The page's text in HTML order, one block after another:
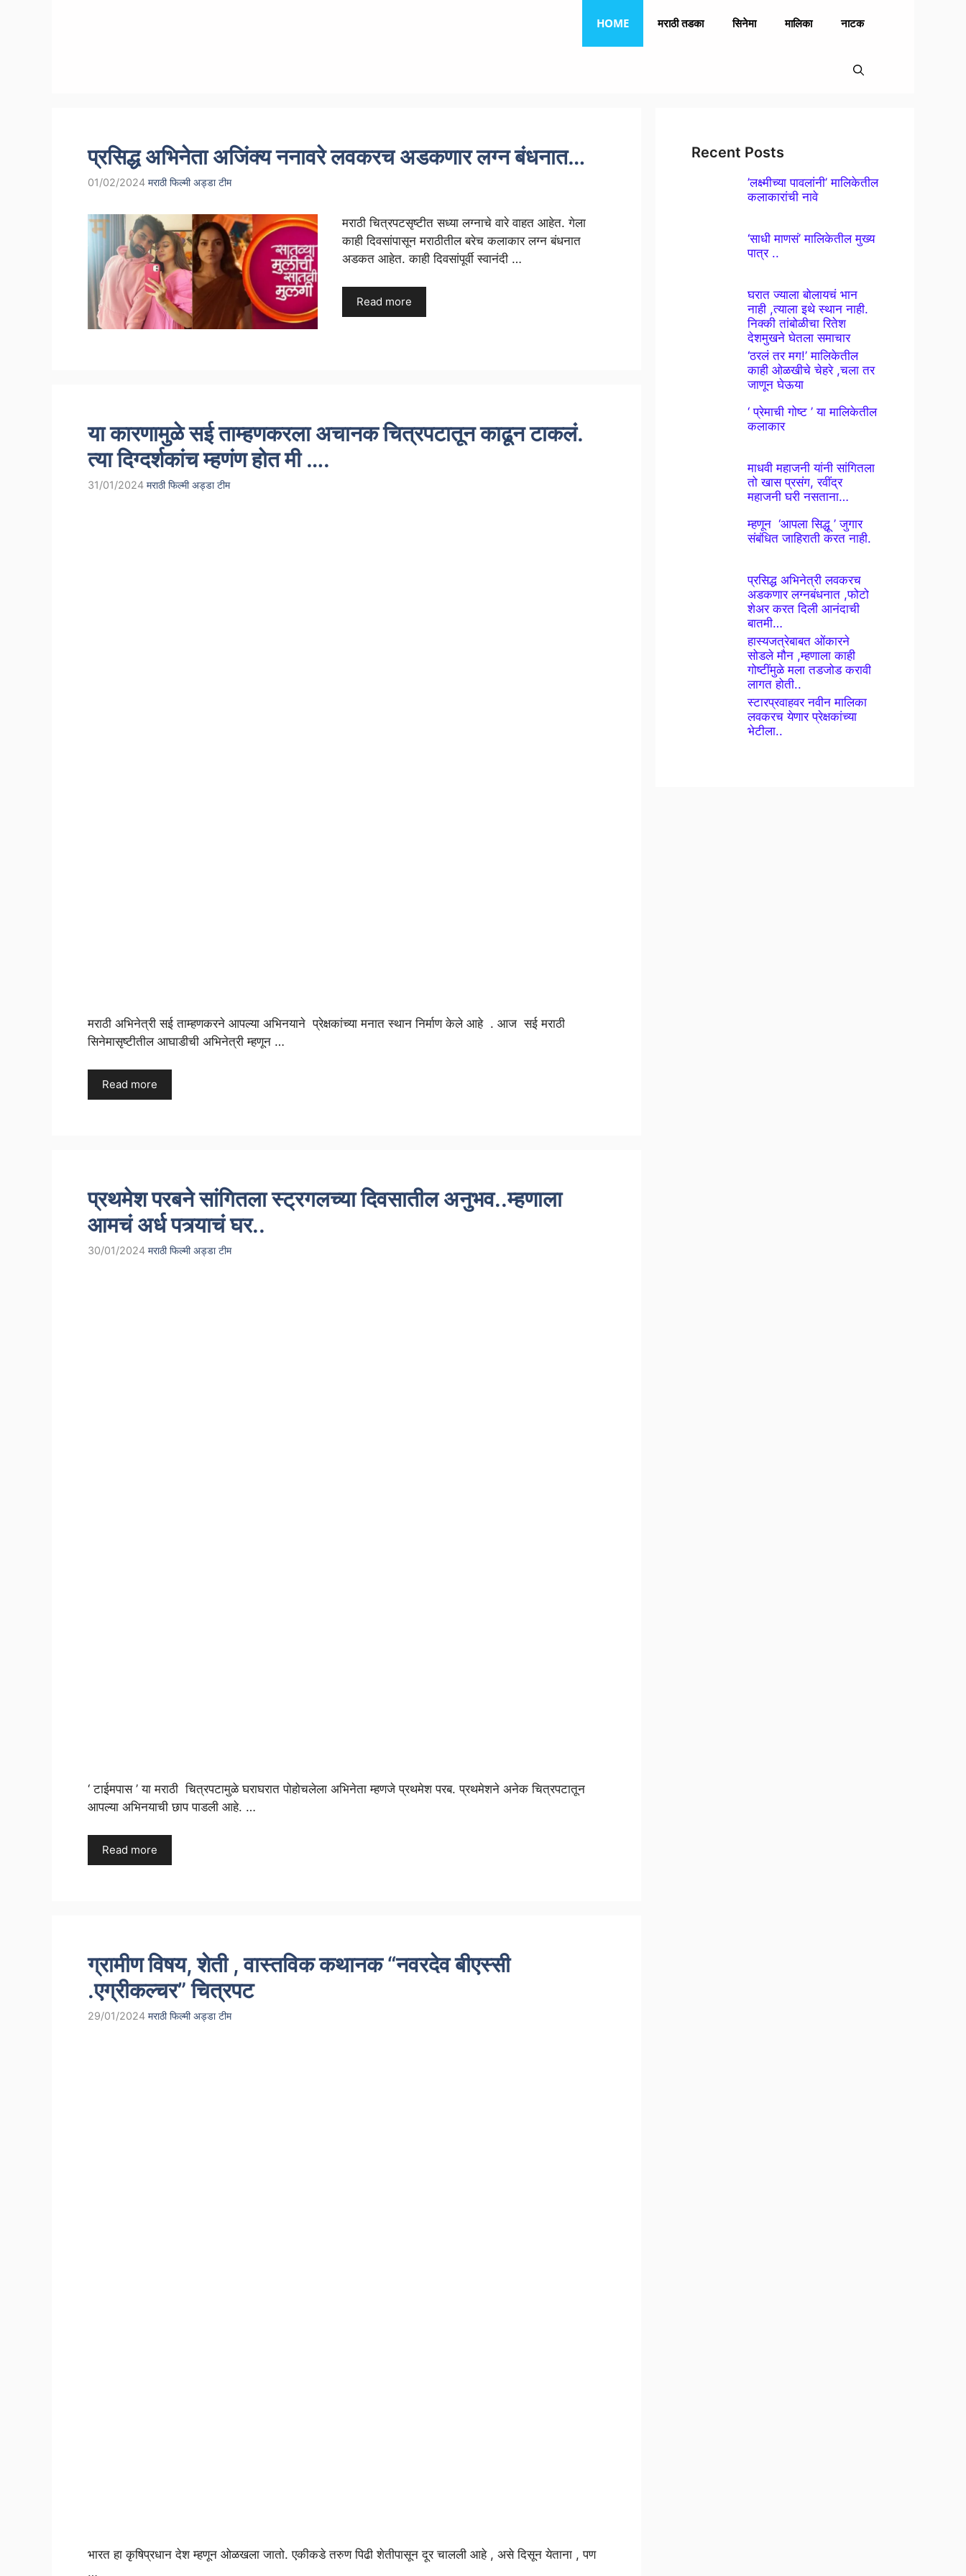
HOME मराठी तडका सिनेमा मालिका नाटक
प्रसिद्ध अभिनेता अजिंक्य ननावरे लवकरच अडकणार लग्न बंधनात…
01/02/2024 मराठी फिल्मी अड्डा टीम
मराठी चित्रपटसृष्टीत सध्या लग्नाचे वारे वाहत आहेत. गेला
काही दिवसांपासून मराठीतील बरेच कलाकार लग्न बंधनात
अडकत आहेत. काही दिवसांपूर्वी स्वानंदी …
Read more
या कारणामुळे सई ताम्हणकरला अचानक चित्रपटातून काढून टाकलं.
त्या दिग्दर्शकांच म्हणंण होत मी ….
31/01/2024 मराठी फिल्मी अड्डा टीम
मराठी अभिनेत्री सई ताम्हणकरने आपल्या अभिनयाने प्रेक्षकांच्या मनात स्थान निर्माण केले आहे . आज सई मराठी
सिनेमासृष्टीतील आघाडीची अभिनेत्री म्हणून …
Read more
प्रथमेश परबने सांगितला स्ट्रगलच्या दिवसातील अनुभव..म्हणाला
आमचं अर्ध पत्र्याचं घर..
30/01/2024 मराठी फिल्मी अड्डा टीम
‘ टाईमपास ’ या मराठी चित्रपटामुळे घराघरात पोहोचलेला अभिनेता म्हणजे प्रथमेश परब. प्रथमेशने अनेक चित्रपटातून
आपल्या अभिनयाची छाप पाडली आहे. …
Read more
ग्रामीण विषय, शेती , वास्तविक कथानक “नवरदेव बीएस्सी
.एग्रीकल्चर” चित्रपट
29/01/2024 मराठी फिल्मी अड्डा टीम
भारत हा कृषिप्रधान देश म्हणून ओळखला जातो. एकीकडे तरुण पिढी शेतीपासून दूर चालली आहे , असे दिसून येताना , पण
…
Recent Posts
’लक्ष्मीच्या पावलांनी’ मालिकेतील
कलाकारांची नावे
‘साधी माणसं’ मालिकेतील मुख्य
पात्र ..
घरात ज्याला बोलायचं भान
नाही ,त्याला इथे स्थान नाही.
निक्की तांबोळीचा रितेश
देशमुखने घेतला समाचार
‘ठरलं तर मग!’ मालिकेतील
काही ओळखीचे चेहरे ,चला तर
जाणून घेऊया
‘ प्रेमाची गोष्ट ’ या मालिकेतील
कलाकार
माधवी महाजनी यांनी सांगितला
तो खास प्रसंग, रवींद्र
महाजनी घरी नसताना…
म्हणून ‘आपला सिद्धू ’ जुगार
संबंधित जाहिराती करत नाही.
प्रसिद्ध अभिनेत्री लवकरच
अडकणार लग्नबंधनात ,फोटो
शेअर करत दिली आनंदाची
बातमी…
हास्यजत्रेबाबत ओंकारने
सोडले मौन ,म्हणाला काही
गोष्टींमुळे मला तडजोड करावी
लागत होती..
स्टारप्रवाहवर नवीन मालिका
लवकरच येणार प्रेक्षकांच्या
भेटीला..